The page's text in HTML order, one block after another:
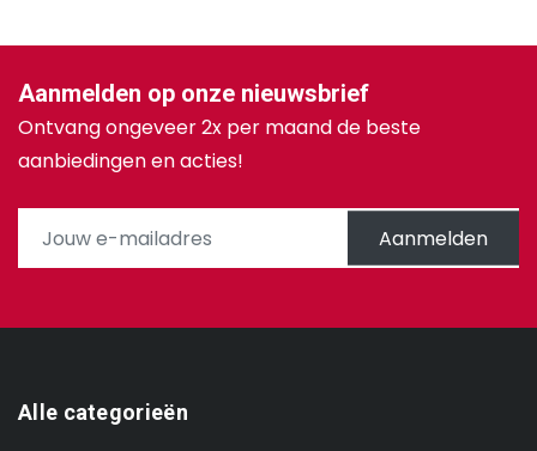
Aanmelden op onze nieuwsbrief
Ontvang ongeveer 2x per maand de beste
aanbiedingen en acties!
Aanmelden
Alle categorieën